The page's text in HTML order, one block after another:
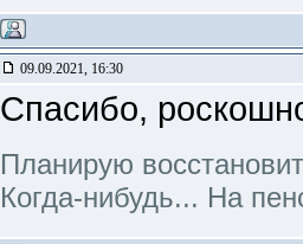
09.09.2021, 16:30
Спасибо,
Планирую
Когда-нибудь... На